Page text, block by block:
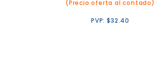
(Precio oferta al contado)
PVP:$32.40